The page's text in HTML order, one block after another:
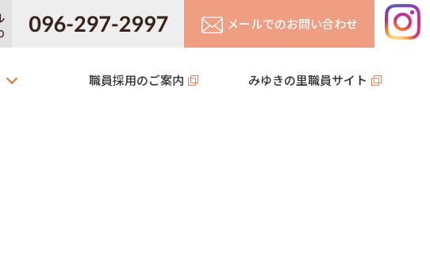
メールでのお問い合わせ
職員採用のご案内 みゆきの里職員サイト